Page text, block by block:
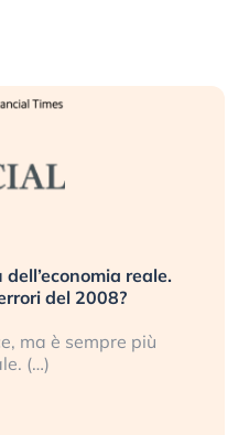
reale.
del 2008?
ma è sempre più
(…)